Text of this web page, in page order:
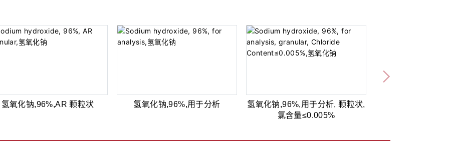
氢氧化钠,96%,AR 颗粒状 氢氧化钠,96%,用于分析
氢氧化钠,96%,用于分析, 颗粒状,
氯含量≤0.005%